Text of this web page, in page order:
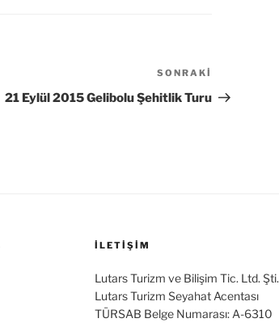
Yazı
SONRAKI
21 Eylül 2015 Gelibolu Şehitlik Turu
İLETİŞİM
Lutars Turizm ve Bilişim Tic. Ltd. Şti.
Lutars Turizm Seyahat Acentası
TÜRSAB Belge Numarası: A-6310